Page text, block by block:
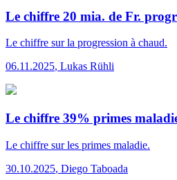
Le chiffre 20 mia. de Fr.
Le chiffre sur la progression à chaud.
06.11.2025, Lukas Rühli
Le chiffre 39% primes
Le chiffre sur les primes maladie.
30.10.2025, Diego Taboada